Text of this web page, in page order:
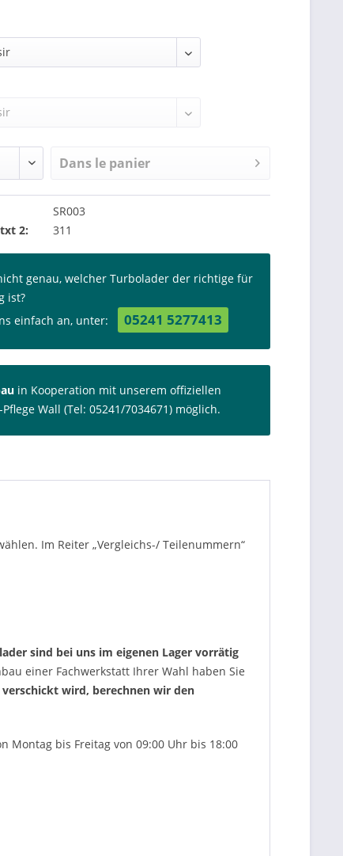
Dans le panier
SR003
2:
311
genau, welcher Turbolader der richtige für
ist?
einfach an, unter:
05241 5277413
in Kooperation mit unserem offiziellen
Pflege Wall (Tel: 05241/7034671) möglich.
Im Reiter „Vergleichs-/ Teilenummern“
sind bei uns im eigenen Lager vorrätig
einer Fachwerkstatt Ihrer Wahl haben Sie
wird, berechnen wir den
Montag bis Freitag von 09:00 Uhr bis 18:00